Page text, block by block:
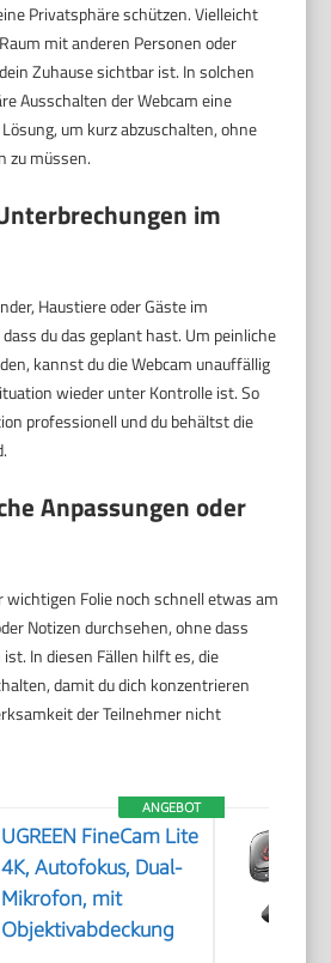
Privatsphäre schützen. Vielleicht
mit anderen Personen oder
Zuhause sichtbar ist. In solchen
Ausschalten der Webcam eine
um kurz abzuschalten, ohne
zu müssen.
im
Haustiere oder Gäste im
du das geplant hast. Um peinliche
kannst du die Webcam unauffällig
wieder unter Kontrolle ist. So
professionell und du behältst die
Anpassungen oder
Folie noch schnell etwas am
Notizen durchsehen, ohne dass
In diesen Fällen hilft es, die
damit du dich konzentrieren
der Teilnehmer nicht
ANGEBOT
UGREEN FineCam Lite
4K, Autofokus, Dual-
Mikrofon, mit
Objektivabdeckung